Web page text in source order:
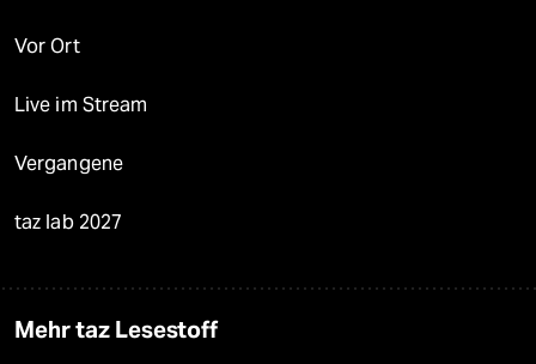
Vor Ort
Live im Stream
Vergangene
taz lab 2027
Mehr taz Lesestoff